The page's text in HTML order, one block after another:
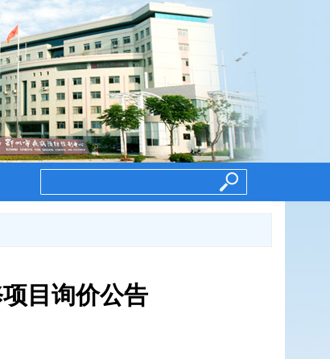
目询价公告